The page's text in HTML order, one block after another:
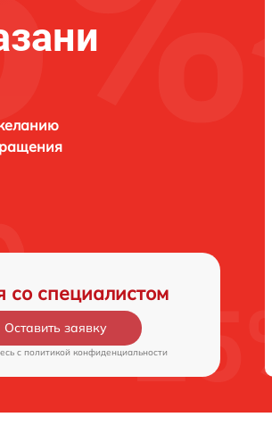
со специалистом
Оставить заявку
c политикой конфиденциальности